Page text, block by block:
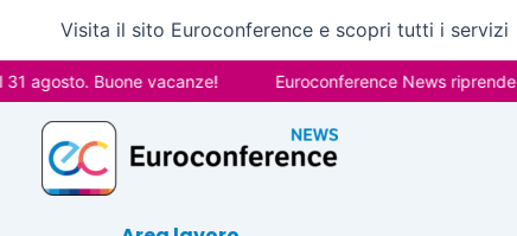
contenuto
Visita il sito Euroconference e scopri tutti i servizi
Buone vacanze! Euroconference News